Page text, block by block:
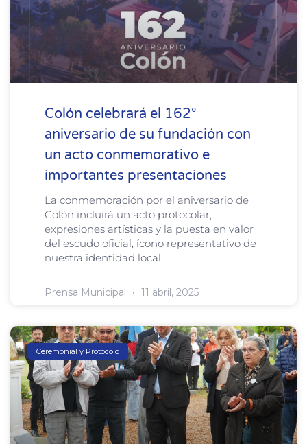
Colón celebrará el 162°
aniversario de su fundación con
un acto conmemorativo e
importantes presentaciones
La conmemoración por el aniversario de
Colón incluirá un acto protocolar,
expresiones artísticas y la puesta en valor
del escudo oficial, ícono representativo de
nuestra identidad local.
Prensa Municipal 11 abril, 2025
Ceremonial y Protocolo